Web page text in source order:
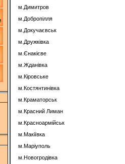
м.Димитров
м.Добропілля
м.Докучаєвськ
м.Дружківка
м.Єнакієве
м.Жданівка
м.Кіровське
м.Костянтинівка
м.Краматорськ
м.Красний Лиман
м.Красноармійськ
м.Макіївка
м.Маріуполь
м.Новогродівка